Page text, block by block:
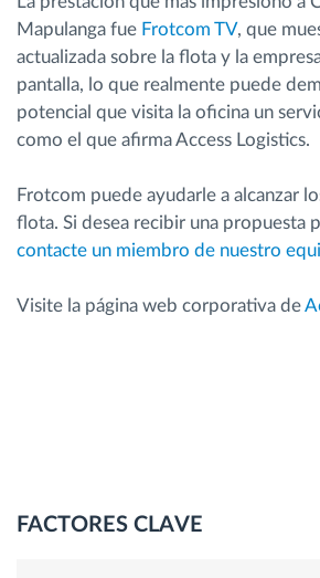
Mapulanga fue Frotcom TV, que
actualizada sobre la flota y la
pantalla, lo que realmente puede
potencial que visita la oficina un
como el que afirma Access Logistics.
Frotcom puede ayudarle a alcanzar
flota. Si desea recibir una propuesta
contacte un miembro de nuestro
Visite la página web corporativa de
FACTORES CLAVE